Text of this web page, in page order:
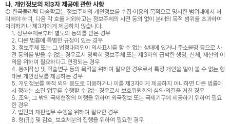
나. 개인정보의 제3자 제공에 관한 사항
① 한국폴리텍 다솜학교는 정보주체의 개인정보를 수집·이용의 목적으로 명시한 범위내에서 처
리해야 하며, 다음 각 호를 제외하고는 정보주체의 사전 동의 없이 본래의 목적 범위를 초과하여
처리하거나 제3자에게 제공하지 않습니다.
1. 정보주체로부터 별도의 동의를 받은 경우
2. 다른 법률에 특별한 규정이 있는 경우
3. 정보주체 또는 그 법정대리인이 의사표시를 할 수 없는 상태에 있거나 주소불명 등으로 사
전 동의를 받을 수 없는 경우로서 명백히 정보주체 또는 제3자의 급박한 생명, 신체, 재산의 이
익을 위하여 필요하다고 인정되는 경우
4. 통계작성 및 학술연구 등의 목적을 위하여 필요한 경우로서 특정 개인을 알아 볼 수 없는 형
태로 개인정보를 제공하는 경우
5. 개인정보를 목적 외의 용도로 이용하거나 이를 제3자에게 제공하지 아니하면 다른 법률에
서 정하는 소관 업무를 수행할 수 없는 경우로서 보호위원회의 심의·의결을 거친 경우
6. 조약, 그 밖의 국제협정의 이행을 위하여 외국정보 또는 국제기구에 제공하기 위하여 필요
한 경우
7. 법원의 재판업무 수행을 위하여 필요한 경우
8. 형(刑) 및 감호, 보호처분의 집행을 위하여 필요한 경우